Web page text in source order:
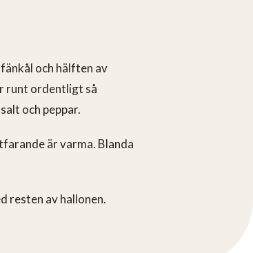
och hälften av
runt ordentligt så
och peppar.
är varma. Blanda
resten av hallonen.